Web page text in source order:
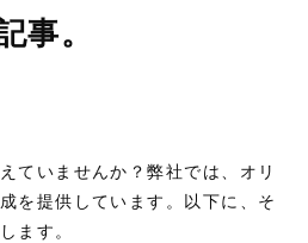
事。
ていませんか？弊社では、オリ
を提供しています。以下に、そ
ます。